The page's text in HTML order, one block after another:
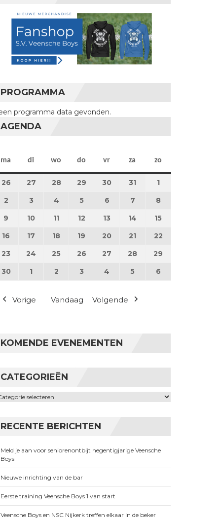
PROGRAMMA
programma data gevonden.
AGENDA
ma maandag
di dinsdag
wo woensdag
do donderdag
vr vrijdag
za zaterdag
zo
26 26 mei 2025
27 27 mei 2025
28 28 mei 2025
29 29 mei 2025
30 30 mei 2025
31 31 mei 2025
11 juni 2025
2 2 juni 2025
3 3 juni 2025
4 4 juni 2025
55 juni 2025
6 6 juni 2025
7 7 juni 2025
8
9 9 juni 2025
10 10 juni 2025
11 11 juni 2025
12 12 juni 2025
13 13 juni 2025
14 14 juni 2025
15
16 16 juni 2025
17 17 juni 2025
18 18 juni 2025
19 19 juni 2025
20 20 juni 2025
21 21 juni 2025
22
23 23 juni 2025
24 24 juni 2025
25 25 juni 2025
26 26 juni 2025
27 27 juni 2025
28 28 juni 2025
29
30 30 juni 2025
1 1 juli 2025
2 2 juli 2025
3 3 juli 2025
4 4 juli 2025
5 5 juli 2025
6
Vorige Vandaag Volgende
KOMENDE EVENEMENTEN
CATEGORIEËN
RECENTE BERICHTEN
Meld je aan voor seniorenontbijt negentigjarige Veensche
Boys
Nieuwe inrichting van de bar
Eerste training Veensche Boys 1 van start
Veensche Boys en NSC Nijkerk treffen elkaar in de beker